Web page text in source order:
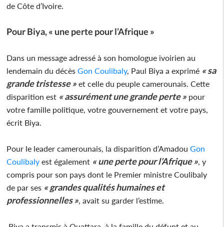
de Côte d’Ivoire.
Pour Biya, « une perte pour l’Afrique »
Dans un message adressé à son homologue ivoirien au
lendemain du décèsGon Coulibaly, Paul Biya a exprimé « sa
grande tristesse » et celle du peuple camerounais. Cette
disparition est « assurément une grande perte » pour
votre famille politique, votre gouvernement et votre pays,
écrit Biya.
Pour le leader camerounais, la disparition d’AmadouGon
Coulibaly est également « une perte pour l’Afrique » , y
compris pour son pays dont le Premier ministre Coulibaly
de par ses « grandes qualités humaines et
professionnelles » , avait su garder l’estime.